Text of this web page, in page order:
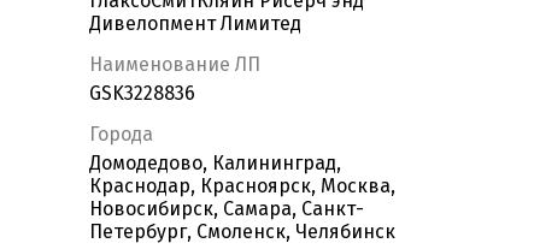
Дивелопмент Лимитед
Наименование ЛП
GSK3228836
Города
Домодедово, Калининград,
Краснодар, Красноярск, Москва,
Новосибирск, Самара, Санкт-
Петербург, Смоленск, Челябинск